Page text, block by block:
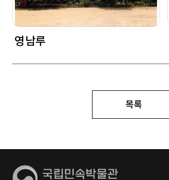
영남루
목록